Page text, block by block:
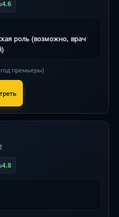
4.6
роль (возможно, врач
премьеры)
4.8